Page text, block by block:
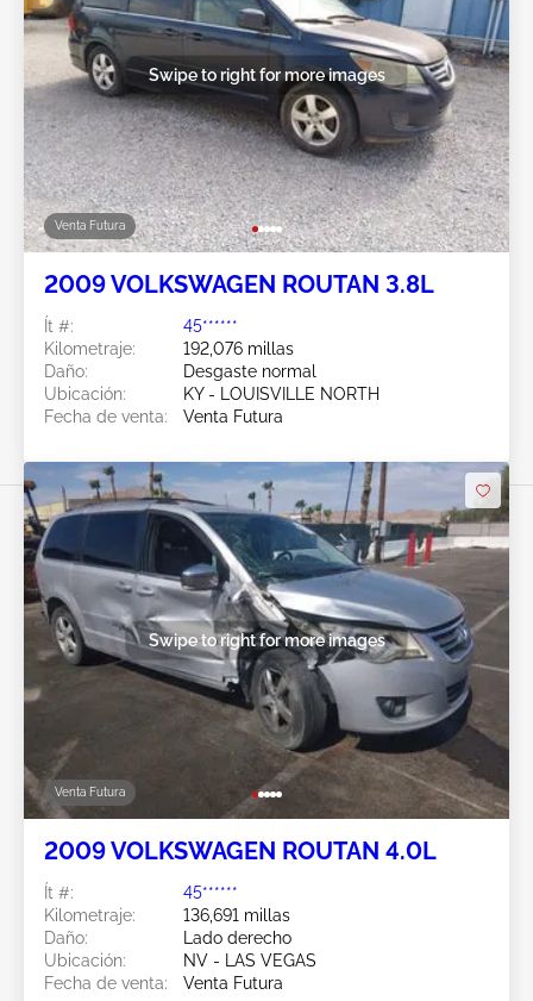
Venta Futura
Swipe to right for more images
2009 VOLKSWAGEN ROUTAN 3.8L
Ít #:
45******
Kilometraje:
192,076 millas
Daño:
Desgaste normal
Ubicación:
KY - LOUISVILLE NORTH
Fecha de venta:
Venta Futura
Venta Futura
Swipe to right for more images
2009 VOLKSWAGEN ROUTAN 4.0L
Ít #:
45******
Kilometraje:
136,691 millas
Daño:
Lado derecho
Ubicación:
NV - LAS VEGAS
Fecha de venta:
Venta Futura